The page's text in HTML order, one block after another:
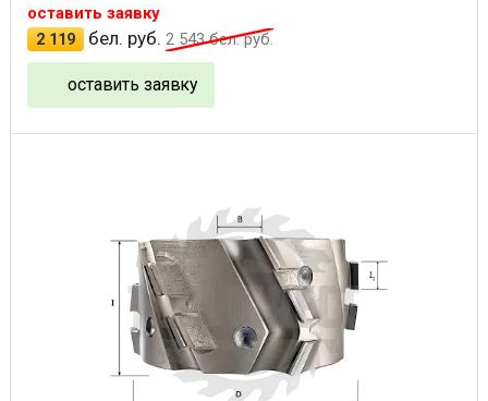
оставить заявку
2 119
бел. руб. 2 543бел. руб.
оставить заявку